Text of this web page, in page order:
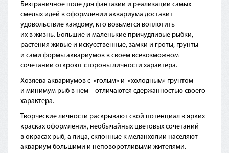
Безграничное поле для фантазии и реализации самых
смелых идей в оформлении аквариума доставит
удовольствие каждому, кто возьмется воплотить
их в жизнь. Большие и маленькие причудливые рыбки,
растения живые и искусственные, замки и гроты, грунты
и сами формы аквариумов в своем всевозможном
сочетании откроют стороны личности характера.
Хозяева аквариумов с «голым» и «холодным» грунтом
и минимум рыб в нем – отличаются сдержанностью своего
характера.
Творческие личности раскрывают свой потенциал в ярких
красках оформления, необычайных цветовых сочетаний
в окрасах рыб, а лица, склонные к меланхолии населяют
аквариум большими и неповоротливыми жителями.